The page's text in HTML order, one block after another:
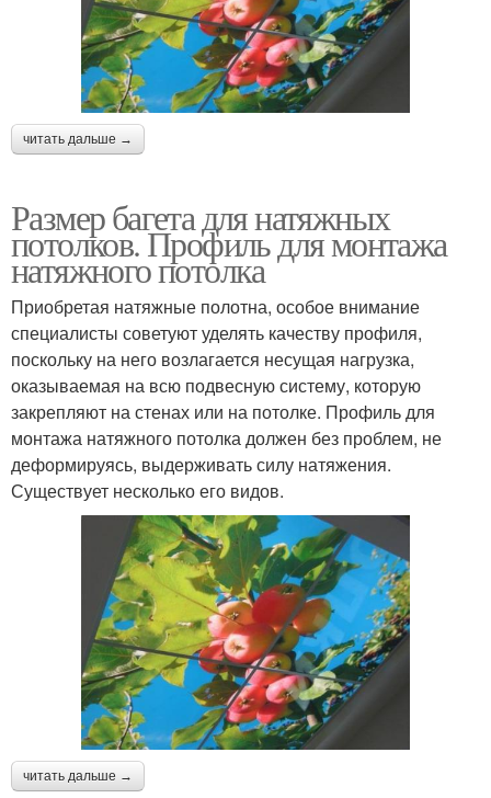
читать дальше →
Размер багета для натяжных
потолков. Профиль для монтажа
натяжного потолка
Приобретая натяжные полотна, особое внимание
специалисты советуют уделять качеству профиля,
поскольку на него возлагается несущая нагрузка,
оказываемая на всю подвесную систему, которую
закрепляют на стенах или на потолке. Профиль для
монтажа натяжного потолка должен без проблем, не
деформируясь, выдерживать силу натяжения.
Существует несколько его видов.
читать дальше →